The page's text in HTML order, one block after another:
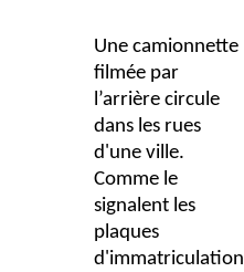
Une camionnette
filmée par
l’arrière circule
dans les rues
d'une ville.
Comme le
signalent les
plaques
d'immatriculation